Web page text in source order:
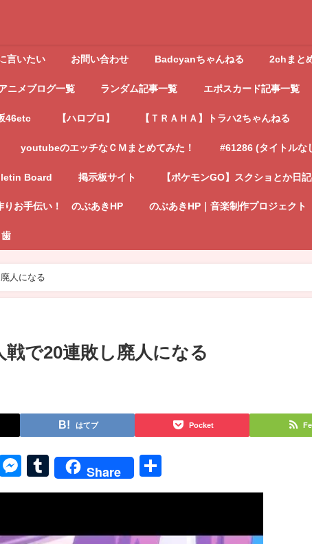
言いたい お問い合わせ Badcyanちゃんねる 2chまと
ニメブログ一覧 ランダム記事一覧 エポスカード記事一覧
46etc 【ハロプロ】 【ＴＲＡＨＡ】トラハ2ちゃんねる
youtubeのエッチなＣＭまとめてみた！ #61286 (タイトルな
Board 掲示板サイト 【ポケモンGO】スクショとか日
りお手伝い！ のぶあきHP のぶあきHP｜音楽制作プロジェクト
歯
人になる
戦で20連敗し廃人になる
はてブ Pocket
SkypeMessenger
Tumblr
Share
有